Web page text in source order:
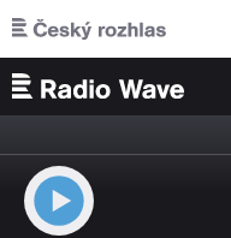
Přejít k hlavnímu obsahu